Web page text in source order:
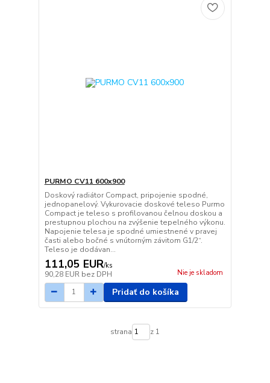
PURMO CV11 600x900
Doskový radiátor Compact, pripojenie spodné,
jednopanelový. Vykurovacie doskové teleso Purmo
Compact je teleso s profilovanou čelnou doskou a
prestupnou plochou na zvýšenie tepelného výkonu.
Napojenie telesa je spodné umiestnené v pravej
časti alebo bočné s vnútorným závitom G1/2“.
Teleso je dodávan...
111,05 EUR/ks
90,28 EUR bez DPH Nie je skladom
Pridať do košíka
strana z 1